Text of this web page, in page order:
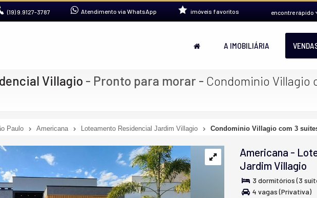
(19)9.9127-3787 Atendimento via WhatsApp encontre rápido
imóveis favoritos
A IMOBILIÁRIA
Villagio - Pronto para morar - Condominio Villagio
Paulo Americana Loteamento Residencial Jardim Villagio Condominio Villagio com 3
Americana -
Jardim Villagio
3 dormitórios (3
4 vagas (Privativa)